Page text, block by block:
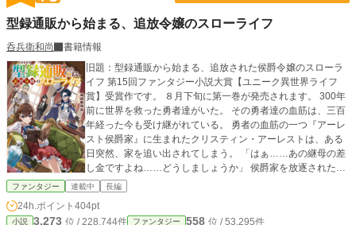
型録通販から始まる、追放令嬢のスローライフ
呑兵衛和尚
書籍情報
旧題：型録通販から始まる、追放された侯爵令嬢のスローラ
イフ 第15回ファンタジー小説大賞【ユニーク異世界ライフ
賞】受賞作です。 ８月下旬に第一巻が発売されます。 300年
前に世界を救った勇者達がいた。 その勇者達の血筋は、三百
年経った今も受け継がれている。 勇者の血筋の一つ『アーレ
スト侯爵家』に生まれたクリスティン・アーレストは、ある
日突然、家を追い出されてしまう。 「はぁ……あの継母の差
し金ですよね……どうしましょうか」 侯爵家を放逐された時
に、父から譲り受けた一つの指輪。 それは、クリスティンの
勇者の力？」 クリスティンは、異世界からさまざまなアイ
ファンタジー 連載中 長編
24h.ポイント 404pt
小説 3,273 位 / 228,744件 ファンタジー 558 位 / 53,295件